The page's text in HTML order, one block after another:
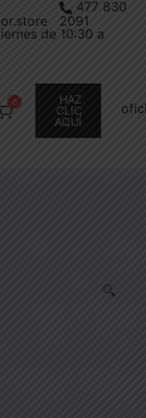
477 830
2091
de 10:30 a
0
HAZ
CLIC
AQUÍ